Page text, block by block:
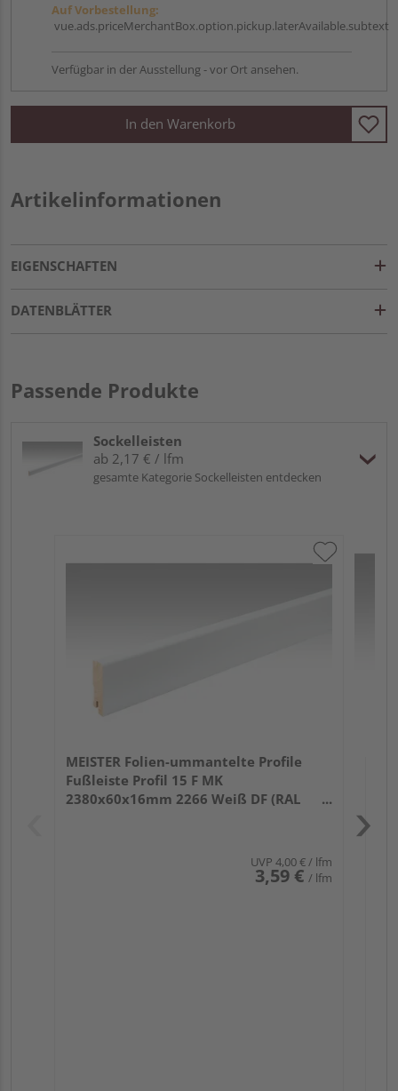
Auf Vorbestellung:
vue.ads.priceMerchantBox.option.pickup.laterAvailable.subtext
Verfügbar in der Ausstellung - vor Ort ansehen.
In den Warenkorb
Artikelinformationen
EIGENSCHAFTEN
DATENBLÄTTER
Passende Produkte
Sockelleisten
ab 2,17 € / lfm
gesamte Kategorie Sockelleisten entdecken
MEISTER Folien-ummantelte Profile
Fußleiste Profil 15 F MK
2380x60x16mm 2266 Weiß DF (RAL
UVP 4,00 €/ lfm
3,59 € / lfm